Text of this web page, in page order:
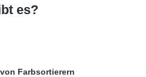
es?
Farbsortierern